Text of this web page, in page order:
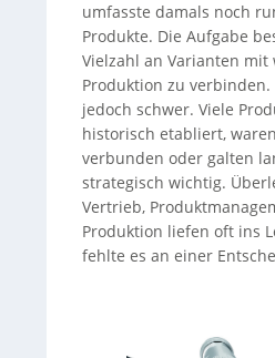
umfasste damals noch
Produkte. Die Aufgabe
Vielzahl an Varianten
Produktion zu verbinden.
jedoch schwer. Viele
historisch etabliert,
verbunden oder galten
strategisch wichtig.
Vertrieb,
Produktion liefen oft ins
fehlte es an einer